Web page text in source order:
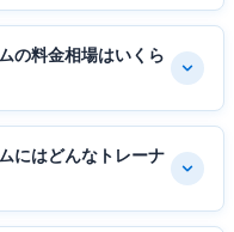
の料金相場はいくら
にはどんなトレーナ